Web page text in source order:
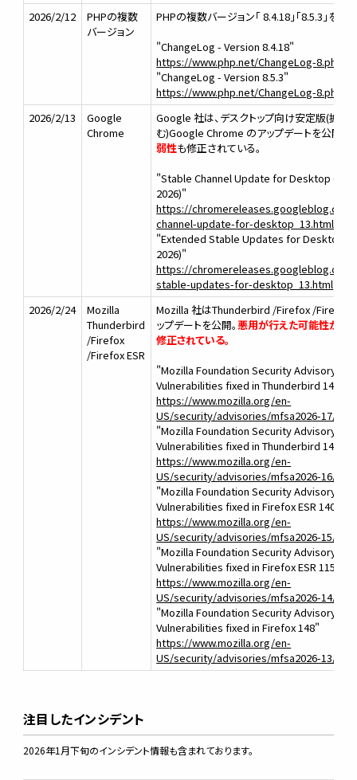
2026/2/12
PHPの複数
バージョン
PHPの複数バージョン「 8.4.18」「8.5.3」をリリ
"ChangeLog - Version 8.4.18"
https://www.php.net/ChangeLog-
"ChangeLog - Version 8.5.3"
https://www.php.net/ChangeLog-
2026/2/13
Google
Chrome
Google 社は、デスクトップ向け安定版(拡張
む)Google Chrome のアップデートを公開。
弱性も修正されている。
"Stable Channel Update for Desktop
2026)"
https://
channel-update-for-desktop_13.html
"Extended Stable Updates for Desktop
2026)"
https://
stable-updates-for-desktop_13.html
2026/2/24
Mozilla
Thunderbird
/Firefox
/Firefox ESR
Mozilla 社はThunderbird /Firefox /Firefox
ップデートを公開。悪用が行えた可能性があ
修正されている。
"Mozilla Foundation Security Advisory
Vulnerabilities fixed in Thunderbird 140.8"
https://www.mozilla.org/en-
US/security/advisories/mfsa2026-17/
"Mozilla Foundation Security Advisory
Vulnerabilities fixed in Thunderbird 148"
https://www.mozilla.org/en-
US/security/advisories/mfsa2026-16/
"Mozilla Foundation Security Advisory
Vulnerabilities fixed in Firefox ESR 140.8"
https://www.mozilla.org/en-
US/security/advisories/mfsa2026-15/
"Mozilla Foundation Security Advisory
Vulnerabilities fixed in Firefox ESR 115.33"
https://www.mozilla.org/en-
US/security/advisories/mfsa2026-14/
"Mozilla Foundation Security Advisory
Vulnerabilities fixed in Firefox 148"
https://www.mozilla.org/en-
US/security/advisories/mfsa2026-13/
注目したインシデント
2026年1月下旬のインシデント情報も含まれております。